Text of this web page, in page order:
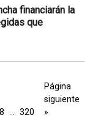
financiarán la
que
320
Página
siguiente
»